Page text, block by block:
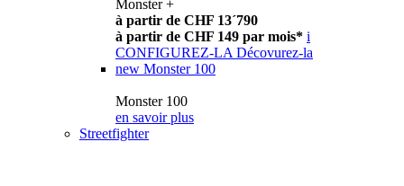
Monster +
à partir de CHF 13´790
à partir de CHF 149 par mois* i
CONFIGUREZ-LA Décovurez-la
new Monster 100
Monster 100
en savoir plus
Streetfighter